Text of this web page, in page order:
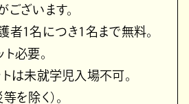
ざいます。
1名につき1名まで無料。
必要。
は未就学児入場不可。
を除く）。